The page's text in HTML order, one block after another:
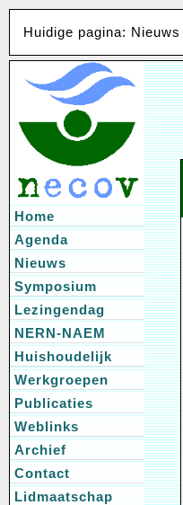
Huidige pagina: Nieuws
Home
Agenda
Nieuws
Symposium
Lezingendag
NERN-NAEM
Huishoudelijk
Werkgroepen
Publicaties
Weblinks
Archief
Contact
Lidmaatschap